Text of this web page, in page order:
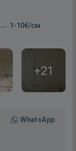
1-10€/см
+21
WhatsApp